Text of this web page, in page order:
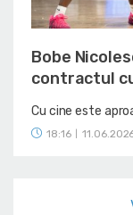
Bobe
contractul
Cu cine este
18:16